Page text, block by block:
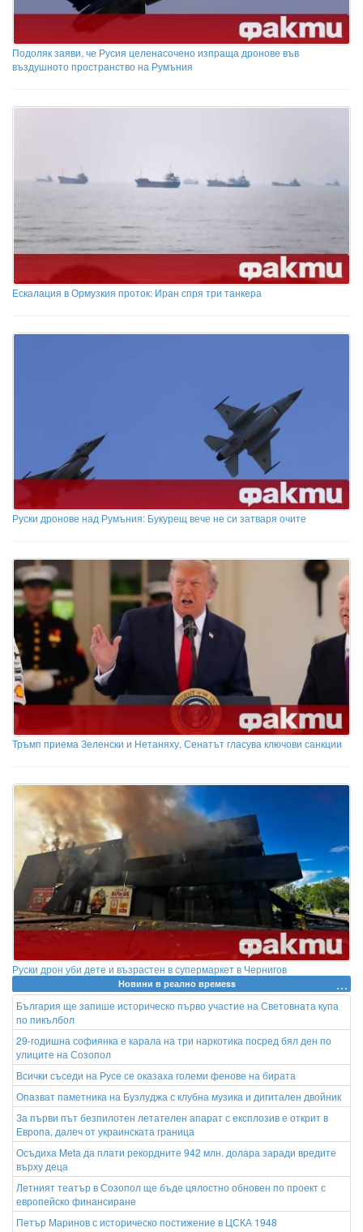
Подоляк заяви, че Русия целенасочено изпраща дронове във
въздушното пространство на Румъния
Ескалация в Ормузкия проток: Иран спря три танкера
Руски дронове над Румъния: Букурещ вече не си затваря очите
Тръмп приема Зеленски и Нетаняху, Сенатът гласува ключови санкции
Руски дрон уби дете и възрастен в супермаркет в Чернигов
Новини в реално времеss
България ще запише историческо първо участие на Световната купа
по пикълбол
29-годишна софиянка е карала на три наркотика посред бял ден по
улиците на Созопол
Всички съседи на Русе се оказаха големи фенове на бирата
Опазват паметника на Бузлуджа с клубна музика и дигитален двойник
За първи път безпилотен летателен апарат с експлозив е открит в
Европа, далеч от украинската граница
Осъдиха Meta да плати рекордните 942 млн. долара заради вредите
върху деца
Летният театър в Созопол ще бъде цялостно обновен по проект с
европейско финансиране
Петър Маринов с историческо постижение в ЦСКА 1948